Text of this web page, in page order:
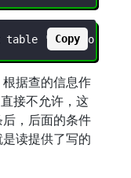
Copy
据查的信息作
接不允许，这
，后面的条件
读提供了写的